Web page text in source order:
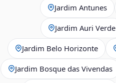
Jardim Antunes
Jardim Auri Verde
Jardim Belo Horizonte
Jardim Bosque das Vivendas